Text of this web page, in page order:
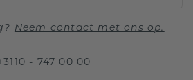
Neem contact met ons op.
- 747 00 00